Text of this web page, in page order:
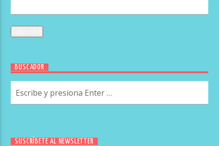
BUSCADOR
SUSCRÍBETE AL NEWSLETTER